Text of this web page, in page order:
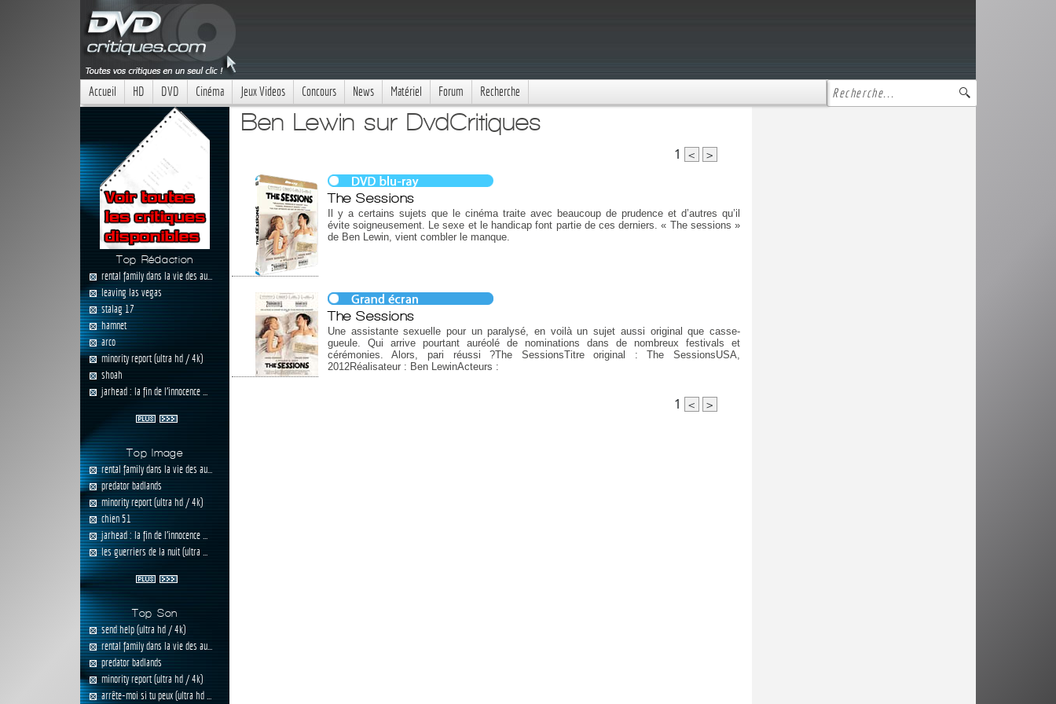
Accueil HD DVD Cinéma Jeux Videos Concours News Matériel Forum Recherche
Top Rédaction
rental family dans la vie des au...
leaving las vegas
stalag 17
hamnet
arco
minority report (ultra hd / 4k)
shoah
jarhead : la fin de l'innocence ...
Top Image
rental family dans la vie des au...
predator badlands
minority report (ultra hd / 4k)
chien 51
jarhead : la fin de l'innocence ...
les guerriers de la nuit (ultra ...
Top Son
send help (ultra hd / 4k)
rental family dans la vie des au...
predator badlands
minority report (ultra hd / 4k)
arrête-moi si tu peux (ultra hd ...
Ben Lewin sur DvdCritiques
1 < >
The Sessions
Il y a certains sujets que le cinéma traite avec beaucoup de prudence et d’autres qu’il
évite soigneusement. Le sexe et le handicap font partie de ces derniers. « The sessions »
de Ben Lewin, vient combler le manque.
The Sessions
Une assistante sexuelle pour un paralysé, en voilà un sujet aussi original que casse-
gueule. Qui arrive pourtant auréolé de nominations dans de nombreux festivals et
cérémonies. Alors, pari réussi ?The SessionsTitre original : The SessionsUSA,
2012Réalisateur : Ben LewinActeurs :
1 < >